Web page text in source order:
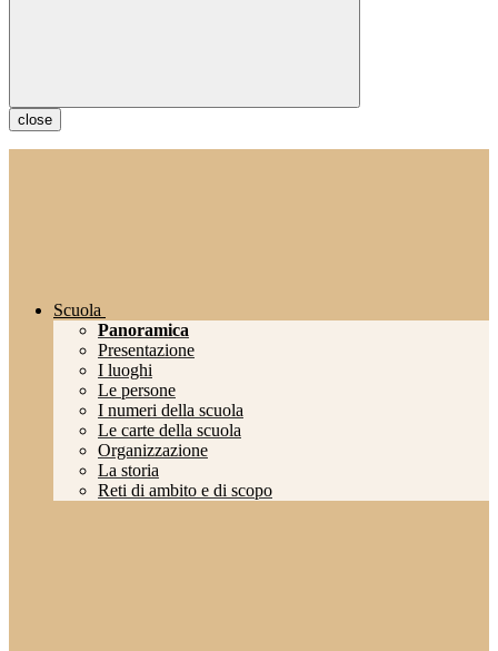
close
Scuola
Panoramica
Presentazione
I luoghi
Le persone
I numeri della scuola
Le carte della scuola
Organizzazione
La storia
Reti di ambito e di scopo